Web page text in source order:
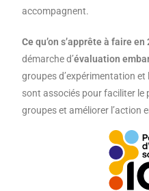
accompagnent.
Cequ’on s’apprête à faire en
démarche d’évaluation
groupes d’expérimentation et
sont associés pour faciliter le
groupes et améliorer l’action